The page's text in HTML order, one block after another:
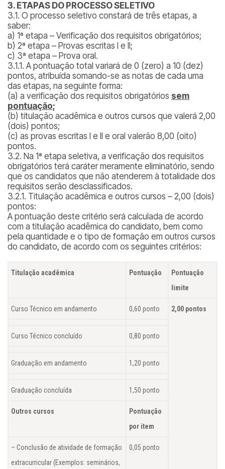
3. ETAPAS DO PROCESSO SELETIVO
3.1. O processo seletivo constará de três etapas, a
saber:
a) 1ª etapa – Verificação dos requisitos obrigatórios;
b) 2ª etapa – Provas escritas I e II;
c) 3ª etapa – Prova oral.
3.1.1. A pontuação total variará de 0 (zero) a 10 (dez)
pontos, atribuída somando-se as notas de cada uma
das etapas, na seguinte forma:
(a) a verificação dos requisitos obrigatórios sem
pontuação;
(b) titulação acadêmica e outros cursos que valerá 2,00
(dois) pontos;
(c) as provas escritas I e II e oral valerão 8,00 (oito)
pontos.
3.2. Na 1ª etapa seletiva, a verificação dos requisitos
obrigatórios terá caráter meramente eliminatório, sendo
que os candidatos que não atenderem à totalidade dos
requisitos serão desclassificados.
3.2.1. Titulação acadêmica e outros cursos – 2,00 (dois)
pontos:
A pontuação deste critério será calculada de acordo
com a titulação acadêmica do candidato, bem como
pela quantidade e o tipo de formação em outros cursos
do candidato, de acordo com os seguintes critérios:
Titulação acadêmica Pontuação
Pontuação
limite
Curso Técnico em andamento 0,60 ponto 2,00 pontos
Curso Técnico concluído 0,80 ponto
Graduação em andamento 1,20 ponto
Graduação concluída 1,50 ponto
Outros cursos
Pontuação
por item
– Conclusão de atividade de formação
extracurricular (Exemplos: seminários,
0,05 ponto